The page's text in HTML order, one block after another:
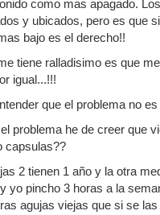
como mas apagado.
y ubicados, pero es que
bajo es el derecho!!
tiene ralladisimo es que
igual...!!!
que el problema no
problema he de creer que
capsulas??
2 tienen 1 año y la otra
yo pincho 3 horas a la
agujas viejas que si se